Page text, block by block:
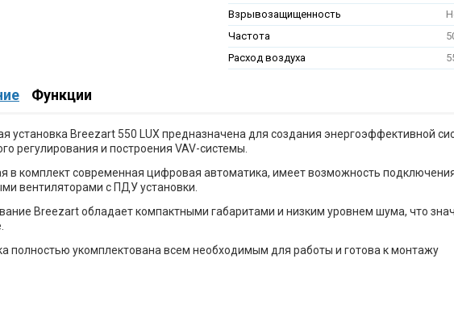
Взрывозащищенность
Частота
Расход воздуха
Функции
установка Breezart 550 LUX предназначена для создания энергоэффективной
регулирования и построения VAV-системы.
в комплект современная цифровая автоматика, имеет возможность
вентиляторами с ПДУ установки.
Breezart обладает компактными габаритами и низким уровнем шума, что
полностью укомплектована всем необходимым для работы и готова к монтажу